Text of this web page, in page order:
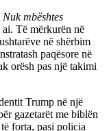
mbështes
Të mërkurën në
në shërbim
paqësore në
orësh pas një takimi
Trump në një
gazetarët me biblën
forta, pasi policia